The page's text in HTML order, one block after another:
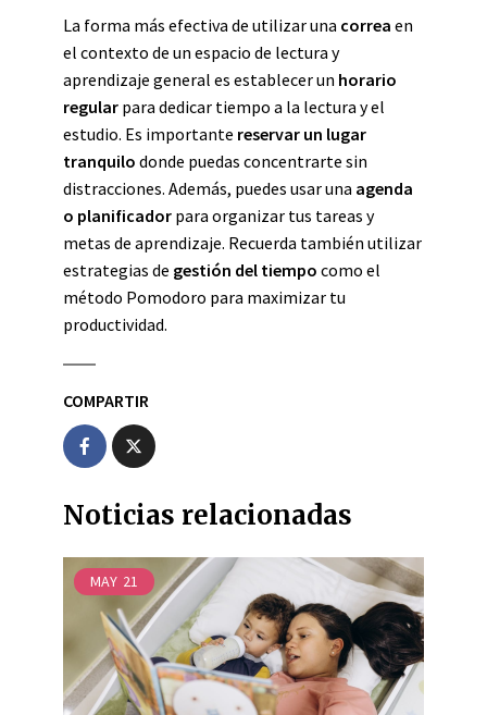
La forma más efectiva de utilizar una correa en
el contexto de un espacio de lectura y
aprendizaje general es establecer un horario
regular para dedicar tiempo a la lectura y el
estudio. Es importante reservar un lugar
tranquilo donde puedas concentrarte sin
distracciones. Además, puedes usar una agenda
o planificador para organizar tus tareas y
metas de aprendizaje. Recuerda también utilizar
estrategias de gestión del tiempo como el
método Pomodoro para maximizar tu
productividad.
COMPARTIR
Noticias relacionadas
MAY 21